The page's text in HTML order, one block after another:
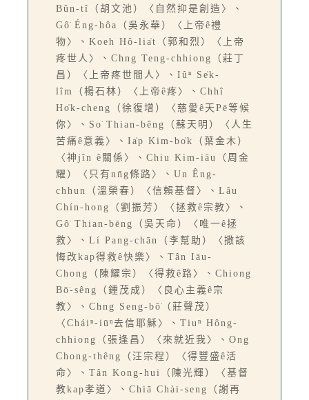
Bûn-tî（胡文池）〈自然抑是創造〉、
Gô͘ Éng-hôa（吳永華）〈上帝ê禮
物〉、Koeh Hô-lia̍t（郭和烈）〈上帝
疼世人〉、Chng Teng-chhiong（莊丁
昌）〈上帝疼世間人〉、Iûⁿ Se̍k-
lîm（楊石林）〈上帝ê疼〉、Chhî
Ho̍k-cheng（徐復增）〈慈愛ê天Pē等候
你〉、So͘ Thian-bêng（蘇天明）〈人生
苦痛ê意義〉、Ia̍p Kim-bo̍k（葉金木）
〈神jîn ê關係〉、Chiu Kim-iāu（周金
耀）〈只有nn̄g條路〉、Un Êng-
chhun（溫榮春）〈信賴基督〉、Lâu
Chín-hong（劉振芳）〈拯救ê宗教〉、
Gô͘ Thian-bēng（吳天命）〈唯一ê拯
救〉、Lí Pang-chān（李幫助）〈撒該
悔改kap得救ê快樂〉、Tân Iāu-
Chong（陳耀宗）〈得救ê路〉、Chiong
Bō͘-sêng（鍾茂成）〈良心主義ê宗
教〉、Chng Seng-bō͘（莊聲茂）
〈Cháiⁿ-iūⁿ去信耶穌〉、Tiuⁿ Hông-
chhiong（張逢昌）〈來就近我〉、Ong
Chong-thêng（汪宗程）〈得豐盛ê活
命〉、Tân Kong-hui（陳光輝）〈基督
教kap孝道〉、Chiā Chài-seng（謝再